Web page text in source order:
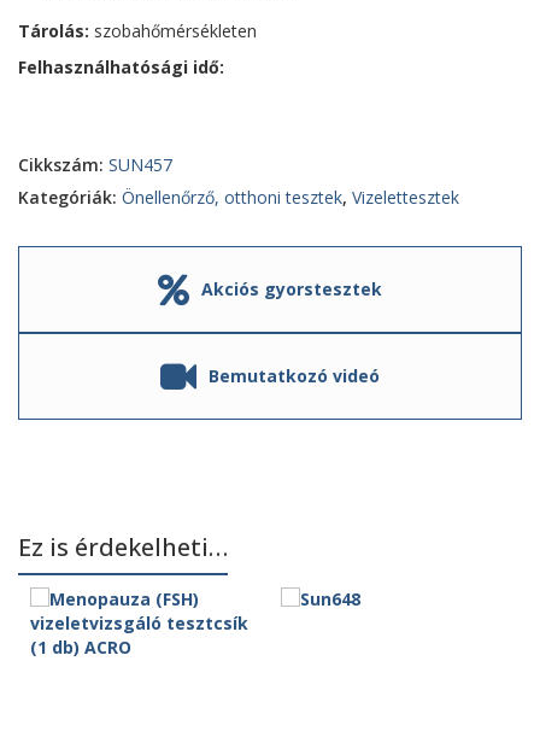
Tárolás: szobahőmérsékleten
Felhasználhatósági idő:
Cikkszám: SUN457
Kategóriák: Önellenőrző, otthoni tesztek, Vizelettesztek
Akciós gyorstesztek
Bemutatkozó videó
Ez is érdekelheti…